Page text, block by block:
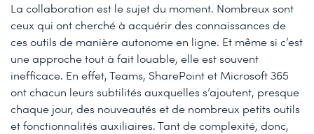
La collaboration est le sujet du moment. Nombreux sont
ceux qui ont cherché à acquérir des connaissances de
ces outils de manière autonome en ligne. Et même si c’est
une approche tout à fait louable, elle est souvent
inefficace. En effet, Teams, SharePoint et Microsoft 365
ont chacun leurs subtilités auxquelles s’ajoutent, presque
chaque jour, des nouveautés et de nombreux petits outils
et fonctionnalités auxiliaires. Tant de complexité, donc,